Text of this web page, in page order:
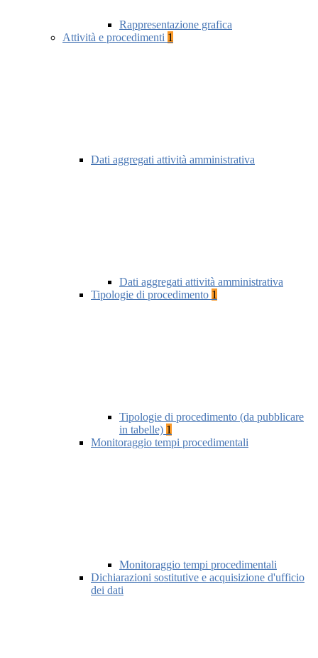
Rappresentazione grafica
Attività e procedimenti 1
Dati aggregati attività amministrativa
Dati aggregati attività amministrativa
Tipologie di procedimento 1
Tipologie di procedimento (da pubblicare
in tabelle) 1
Monitoraggio tempi procedimentali
Monitoraggio tempi procedimentali
Dichiarazioni sostitutive e acquisizione d'ufficio
dei dati